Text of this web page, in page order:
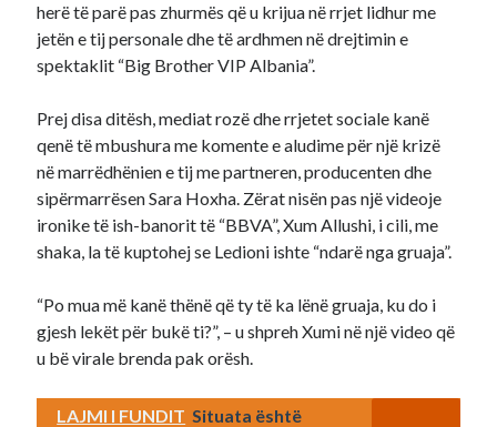
herë të parë pas zhurmës që u krijua në rrjet lidhur me
jetën e tij personale dhe të ardhmen në drejtimin e
spektaklit “Big Brother VIP Albania”.
Prej disa ditësh, mediat rozë dhe rrjetet sociale kanë
qenë të mbushura me komente e aludime për një krizë
në marrëdhënien e tij me partneren, producenten dhe
sipërmarrësen Sara Hoxha. Zërat nisën pas një videoje
ironike të ish-banorit të “BBVA”, Xum Allushi, i cili, me
shaka, la të kuptohej se Ledioni ishte “ndarë nga gruaja”.
“Po mua më kanë thënë që ty të ka lënë gruaja, ku do i
gjesh lekët për bukë ti?”, – u shpreh Xumi në një video që
u bë virale brenda pak orësh.
LAJMI I FUNDIT Situata është